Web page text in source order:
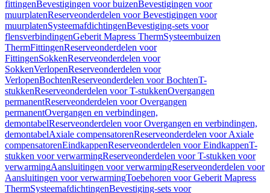
fittingenBevestigingen voor buizenBevestigingen voor
muurplatenReserveonderdelen voor Bevestigingen voor
muurplatenSysteemafdichtingenBevestiging-sets voor
flensverbindingenGeberit Mapress ThermSysteembuizen
ThermFittingenReserveonderdelen voor
FittingenSokkenReserveonderdelen voor
SokkenVerlopenReserveonderdelen voor
VerlopenBochtenReserveonderdelen voor BochtenT-
stukkenReserveonderdelen voor T-stukkenOvergangen
permanentReserveonderdelen voor Overgangen
permanentOvergangen en verbindingen,
demontabelReserveonderdelen voor Overgangen en verbindingen,
demontabelAxiale compensatorenReserveonderdelen voor Axiale
compensatorenEindkappenReserveonderdelen voor EindkappenT-
stukken voor verwarmingReserveonderdelen voor T-stukken voor
verwarmingAansluitingen voor verwarmingReserveonderdelen voor
Aansluitingen voor verwarmingToebehoren voor Geberit Mapress
ThermSysteemafdichtingenBevestiging-sets voor